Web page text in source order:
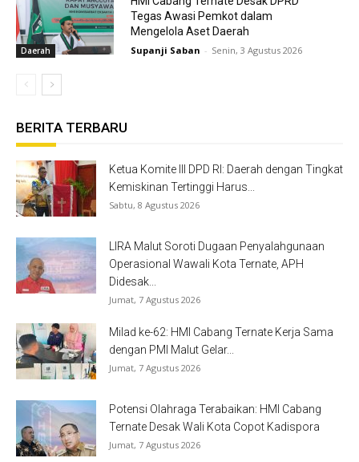
Daerah
Tegas Awasi Pemkot dalam
Mengelola Aset Daerah
Supanji Saban - Senin, 3 Agustus 2026
BERITA TERBARU
Ketua Komite III DPD RI: Daerah dengan Tingkat
Kemiskinan Tertinggi Harus...
Sabtu, 8 Agustus 2026
LIRA Malut Soroti Dugaan Penyalahgunaan
Operasional Wawali Kota Ternate, APH
Didesak...
Jumat, 7 Agustus 2026
Milad ke-62: HMI Cabang Ternate Kerja Sama
dengan PMI Malut Gelar...
Jumat, 7 Agustus 2026
Potensi Olahraga Terabaikan: HMI Cabang
Ternate Desak Wali Kota Copot Kadispora
Jumat, 7 Agustus 2026